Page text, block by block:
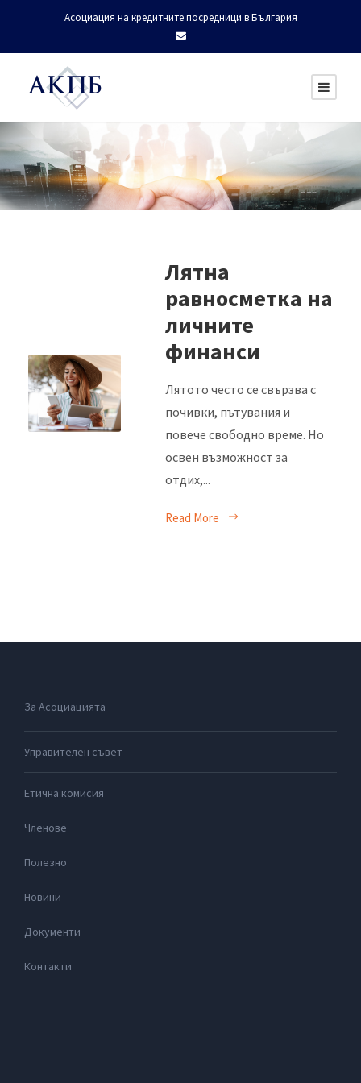
Асоциация на кредитните посредници в България
Лятна
равносметка на
личните
финанси
Лятото често се свързва с
почивки, пътувания и
повече свободно време. Но
освен възможност за
отдих,...
Read More
За Асоциацията
Управителен съвет
Етична комисия
Членове
Полезно
Новини
Документи
Контакти